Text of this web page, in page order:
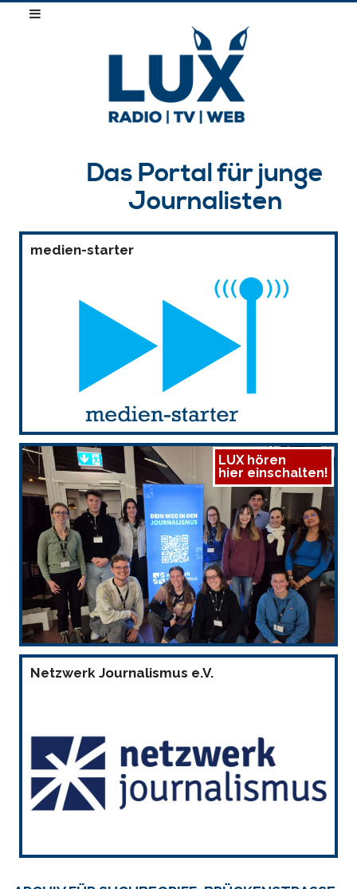
Das Portal für junge
Journalisten
medien-starter
LUX hören
hier einschalten!
Netzwerk Journalismus e.V.